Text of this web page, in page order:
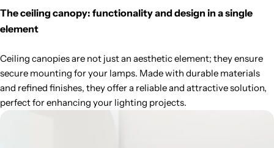
The ceiling canopy: functionality and design in a single
element
Ceiling canopies are not just an aesthetic element; they ensure
secure mounting for your lamps. Made with durable materials
and refined finishes, they offer a reliable and attractive solution,
perfect for enhancing your lighting projects.